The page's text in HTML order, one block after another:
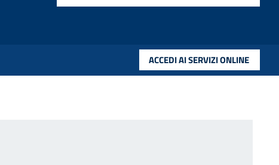
ACCEDI AI SERVIZI ONLINE